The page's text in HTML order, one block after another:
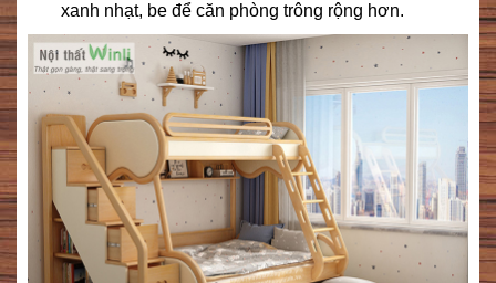
xanh nhạt, be để căn phòng trông rộng hơn.